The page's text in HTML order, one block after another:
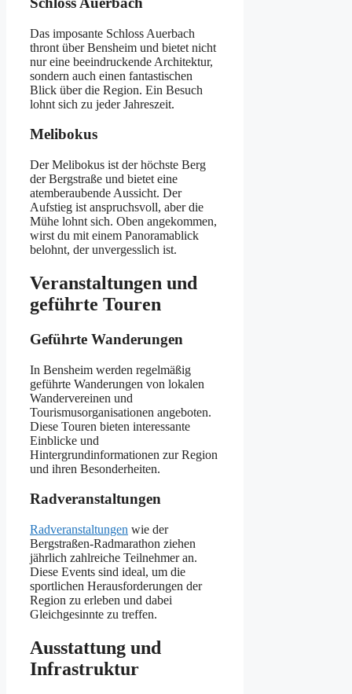
Das imposante Schloss Auerbach
thront über Bensheim und bietet nicht
nur eine beeindruckende Architektur,
sondern auch einen fantastischen
Blick über die Region. Ein Besuch
lohnt sich zu jeder Jahreszeit.
Melibokus
Der Melibokus ist der höchste Berg
der Bergstraße und bietet eine
atemberaubende Aussicht. Der
Aufstieg ist anspruchsvoll, aber die
Mühe lohnt sich. Oben angekommen,
wirst du mit einem Panoramablick
belohnt, der unvergesslich ist.
Veranstaltungen und
geführte Touren
Geführte Wanderungen
In Bensheim werden regelmäßig
geführte Wanderungen von lokalen
Wandervereinen und
Tourismusorganisationen angeboten.
Diese Touren bieten interessante
Einblicke und
Hintergrundinformationen zur Region
und ihren Besonderheiten.
Radveranstaltungen
Radveranstaltungen wie der
Bergstraßen-Radmarathon ziehen
jährlich zahlreiche Teilnehmer an.
Diese Events sind ideal, um die
sportlichen Herausforderungen der
Region zu erleben und dabei
Gleichgesinnte zu treffen.
Ausstattung und
Infrastruktur